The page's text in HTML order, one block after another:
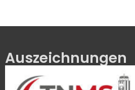
Auszeichnungen